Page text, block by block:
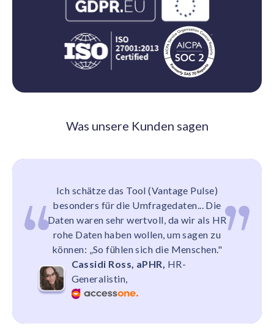
Was unsere Kunden sagen
Ich schätze das Tool (Vantage Pulse)
besonders für die Umfragedaten... Die
Daten waren sehr wertvoll, da wir als HR
rohe Daten haben wollen, um sagen zu
können: „So fühlen sich die Menschen."
Cassidi Ross, aPHR, HR-
Generalistin,